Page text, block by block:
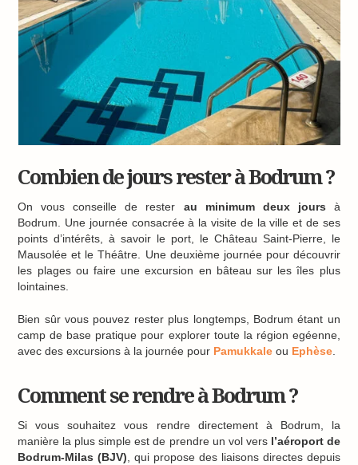
Combien de jours rester à Bodrum ?
On vous conseille de rester au minimum deux jours à
Bodrum. Une journée consacrée à la visite de la ville et de ses
points d’intérêts, à savoir le port, le Château Saint-Pierre, le
Mausolée et le Théâtre. Une deuxième journée pour découvrir
les plages ou faire une excursion en bâteau sur les îles plus
lointaines.
Bien sûr vous pouvez rester plus longtemps, Bodrum étant un
camp de base pratique pour explorer toute la région egéenne,
avec des excursions à la journée pour Pamukkale ou Ephèse
Comment se rendre à Bodrum ?
Si vous souhaitez vous rendre directement à Bodrum, la
manière la plus simple est de prendre un vol vers l’aéroport de
Bodrum-Milas (BJV) , qui propose des liaisons directes depuis